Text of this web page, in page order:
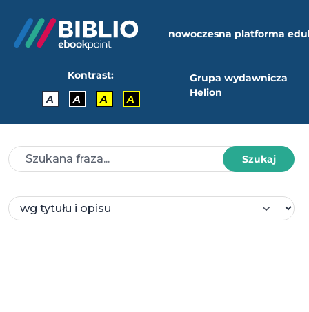
nowoczesna platforma
Kontrast:
A
A A A
Grupa wydawnicza
Helion
Szukaj